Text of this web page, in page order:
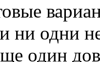
ни одни
один